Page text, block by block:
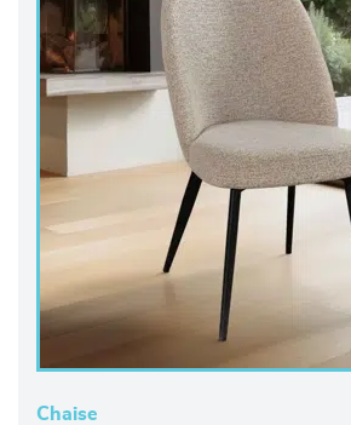
Chaise